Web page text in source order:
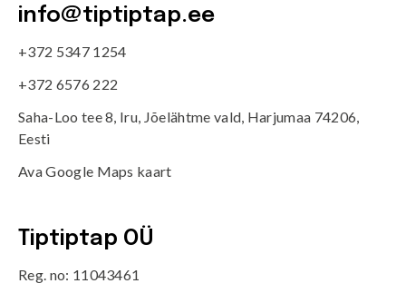
info@tiptiptap.ee
+372 5347 1254
+372 6576 222
Saha-Loo tee 8, Iru, Jõelähtme vald, Harjumaa 74206,
Eesti
Ava Google Maps kaart
Tiptiptap OÜ
Reg. no: 11043461